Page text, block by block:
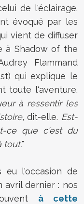
de l'éclairage.
évoqué par les
vient de diffuser
à Shadow of the
Flammand
qui explique le
toute l'aventure.
à ressentir les
, dit-elle. Est-
ce que c'est du
tout."
eu l'occasion de
avril dernier : nos
à cette